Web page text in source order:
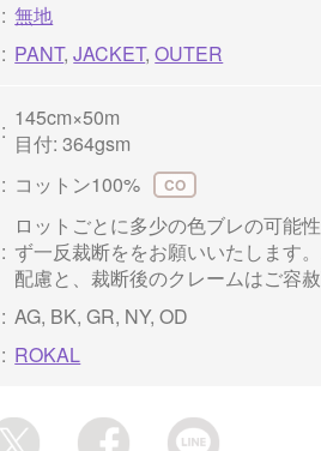
無地
PANT,JACKET,OUTER
145cm×50m
目付: 364gsm
コットン100% CO
ロットごとに多少の色ブレの可能
ず一反裁断ををお願いいたします
配慮と、裁断後のクレームはご容赦
AG, BK, GR, NY, OD
ROKAL